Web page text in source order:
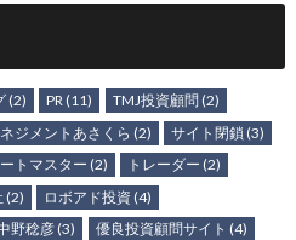
(2) PR (11) TMJ投資顧問 (2)
ジメントあさくら (2) サイト閉鎖 (3)
トマスター (2) トレーダー (2)
(2) ロボアド投資 (4)
野稔彦 (3) 優良投資顧問サイト (4)